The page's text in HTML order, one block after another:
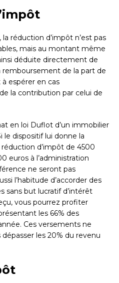
réduction d’impôt n’est pas
mais au montant même
déduite directement de
remboursement de la part de
à espérer en cas
la contribution par celui de
en loi Duflot d’un immobilier
le dispositif lui donne la
d’impôt de 4500
euros à l’administration
ne seront pas
l’habitude d’accorder des
sans but lucratif d’intérêt
vous pourrez profiter
les 66% des
Ces versements ne
les 20% du revenu